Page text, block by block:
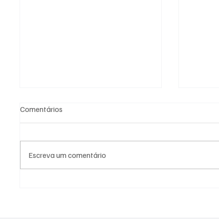
Comentários
Escreva um comentário